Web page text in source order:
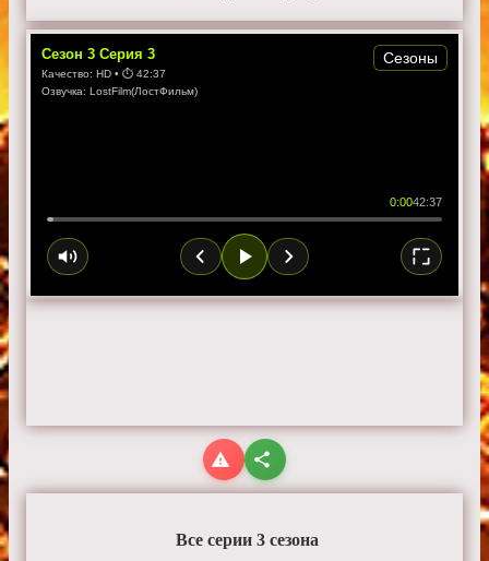
Сезон 3 Серия 3
Качество: HD • ⏱ 42:37
Озвучка: LostFilm(ЛостФильм)
0:0042:37
Сезоны
Все серии 3 сезона